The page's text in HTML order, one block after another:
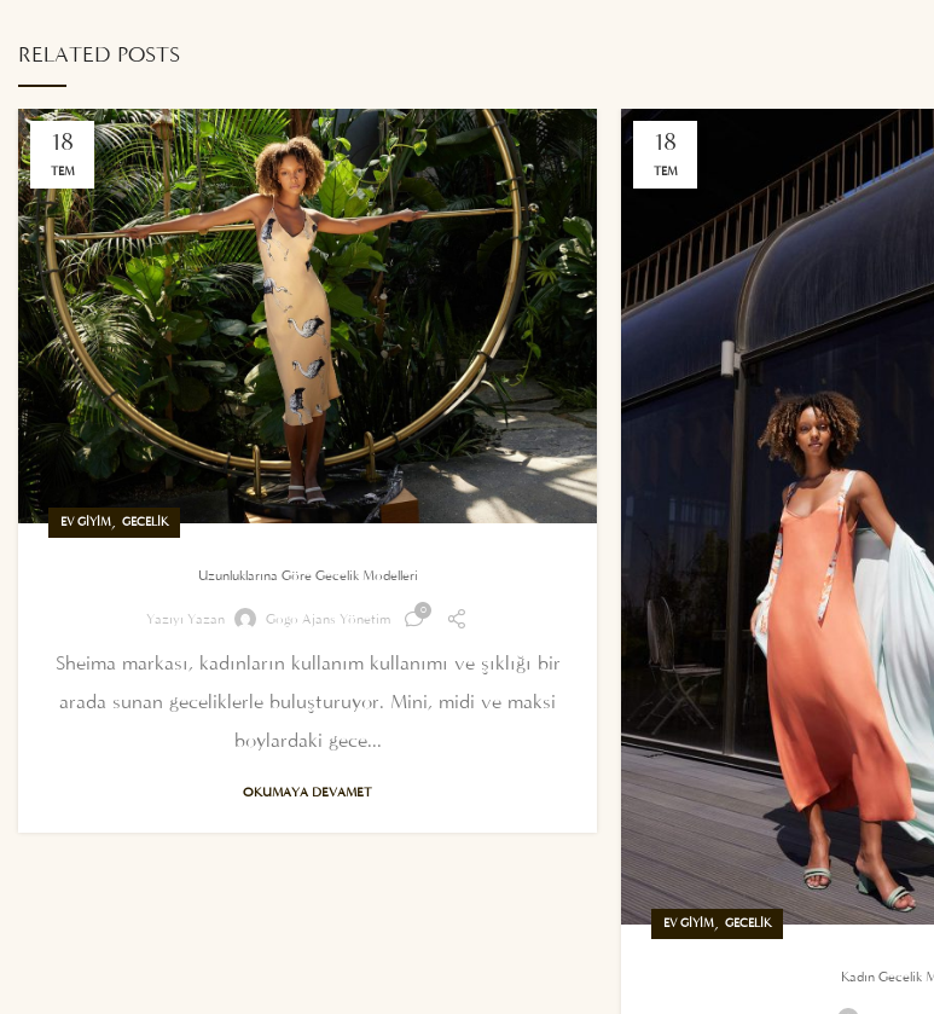
RELATED POSTS
18
TEM
EV GIYIM, GECELIK
Uzunluklarına Göre Gecelik Modelleri
Yazıyı Yazan Gogo Ajans Yönetim 0
Sheima markası, kadınların kullanım kullanımı ve şıklığı bir
arada sunan geceliklerle buluşturuyor. Mini, midi ve maksi
boylardaki gece...
OKUMAYA DEVAMET
18
TEM
EV GIYIM, GECELIK
Kadın Gecelik